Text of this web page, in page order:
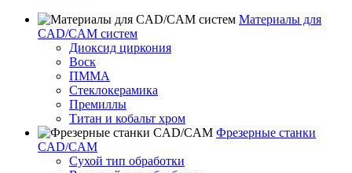
Материалы для
CAD/CAM систем
Диоксид циркония
Воск
ПММА
Стеклокерамика
Премиллы
Титан и кобальт хром
Фрезерные станки
CAD/CAM
Сухой тип обработки